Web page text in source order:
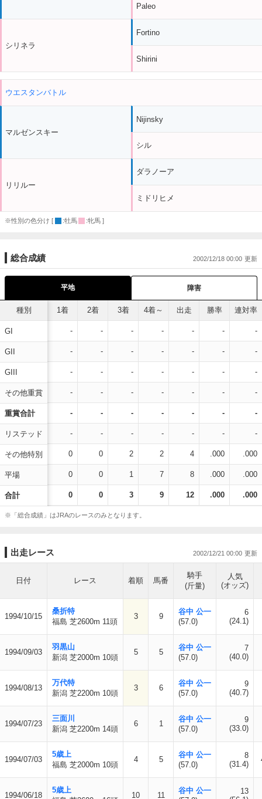
シリネラ
Paleo
Fortino
Shirini
ウエスタンバトル
マルゼンスキー
リリルー
Nijinsky
シル
ダラノーア
ミドリヒメ
※性別の色分け [ :牡馬 :牝馬 ]
総合成績 2002/12/18 00:00
平地 障害
種別
GI
GII
GIII
その他重賞
重賞合計
リステッド
その他特別
平場
合計
1着 2着 3着 4着～ 出走 勝率 連対率
- - - - - - -
- - - - - - -
- - - - - - -
- - - - - - -
- - - - - - -
- - - - - - -
0 0 2 2 4 .000 .000
0 0 1 7 8 .000 .000
0 0 3 9 12 .000 .000
※「総合成績」はJRAのレースのみとなります。
出走レース 2002/12/21 00:00
日付 レース 着順 馬番
騎手
(斤量)
人気
(オッズ)
1994/10/15
桑折特
福島 芝2600m 11頭
3 9
谷中 公一
(57.0)
6
(24.1)
1994/09/03
羽黒山
新潟 芝2000m 10頭
5 5
谷中 公一
(57.0)
7
(40.0)
1994/08/13
万代特
新潟 芝2200m 10頭
3 6
谷中 公一
(57.0)
9
(40.7)
1994/07/23
三面川
新潟 芝2200m 14頭
6 1
谷中 公一
(57.0)
9
(33.0)
1994/07/03
5歳上
福島 芝2000m 10頭
4 5
谷中 公一
(57.0)
8
(31.4)
1994/06/18
5歳上
10 11
谷中 公一
13